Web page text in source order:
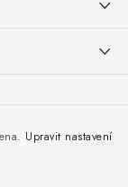
Upravit nastavení